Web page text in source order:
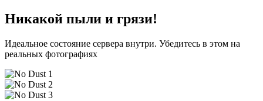
Никакой пыли и грязи!
Идеальное состояние сервера внутри. Убедитесь в этом на
реальных фотографиях